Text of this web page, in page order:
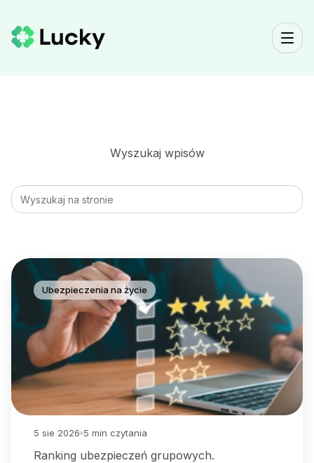
Wyszukaj wpisów
Szukaj
Ubezpieczenia na życie
5 sie 2026 5 min czytania
Ranking ubezpieczeń grupowych.